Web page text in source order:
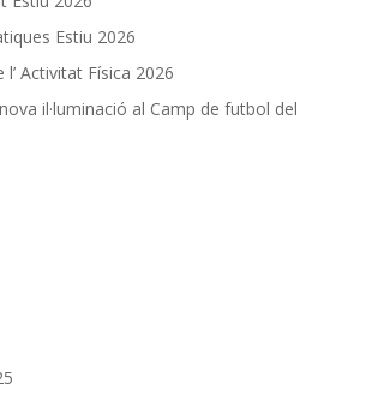
Estiu 2026
Activitat Física 2026
il·luminació al Camp de futbol del